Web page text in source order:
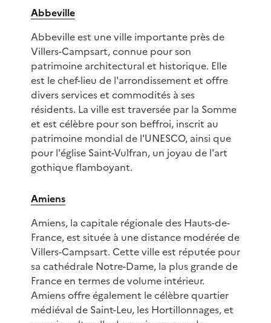
Abbeville
Abbeville est une ville importante près de
Villers-Campsart, connue pour son
patrimoine architectural et historique. Elle
est le chef-lieu de l'arrondissement et offre
divers services et commodités à ses
résidents. La ville est traversée par la Somme
et est célèbre pour son beffroi, inscrit au
patrimoine mondial de l'UNESCO, ainsi que
pour l'église Saint-Vulfran, un joyau de l'art
gothique flamboyant.
Amiens
Amiens, la capitale régionale des Hauts-de-
France, est située à une distance modérée de
Villers-Campsart. Cette ville est réputée pour
sa cathédrale Notre-Dame, la plus grande de
France en termes de volume intérieur.
Amiens offre également le célèbre quartier
médiéval de Saint-Leu, les Hortillonnages, et